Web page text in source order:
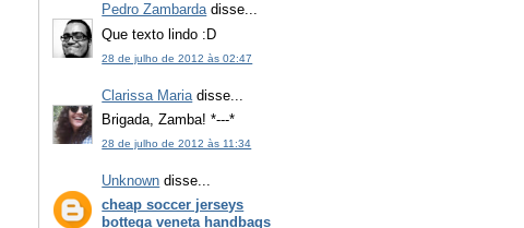
Pedro Zambardadisse...
Que texto lindo :D
28 de julho de 2012 às 02:47
Clarissa Maria disse...
Brigada, Zamba! *---*
28 de julho de 2012 às 11:34
Unknown disse...
cheap soccer jerseys
bottega veneta handbags